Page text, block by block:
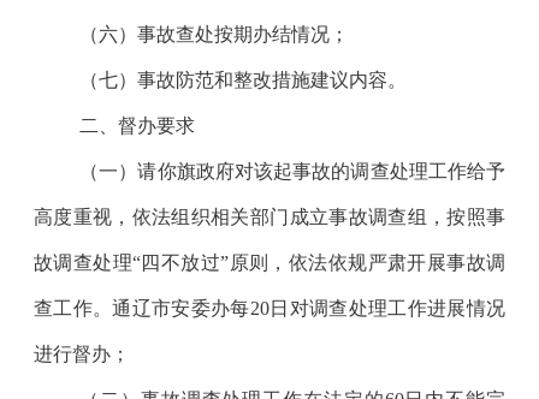
（六）事故查处按期办结情况；
（七）事故防范和整改措施建议内容。
二、督办要求
（一）请你旗政府对该起事故的调查处理工作给予
高度重视，依法组织相关部门成立事故调查组，按照事
故调查处理“四不放过”原则，依法依规严肃开展事故调
查工作。通辽市安委办每20日对调查处理工作进展情况
进行督办；